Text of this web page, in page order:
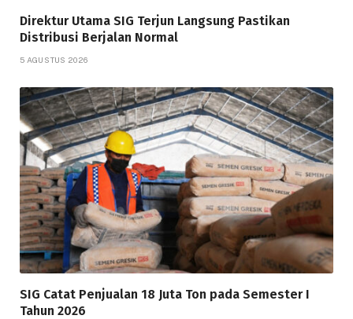
Direktur Utama SIG Terjun Langsung Pastikan
Distribusi Berjalan Normal
5 AGUSTUS 2026
SIG Catat Penjualan 18 Juta Ton pada Semester I
Tahun 2026